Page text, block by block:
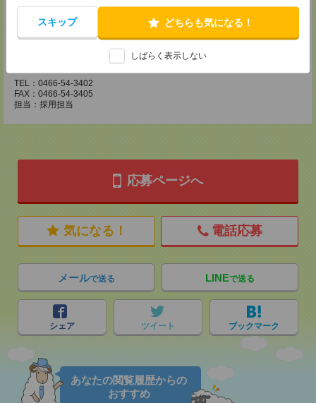
スキップ どちらも気になる！
しばらく表示しない
FAX：044-233-4305
担当：採用担当者
神奈川医療オフィス
〒251-0023 神奈川県藤沢市鵠沼花沢町1-17 藤沢朝日生命信和実業ビル
TEL：0466-54-3402
FAX：0466-54-3405
担当：採用担当
応募ページへ
気になる！ 電話応募
メールで送る LINEで送る
シェア ツイート ブックマーク
あなたの閲覧履歴からの
おすすめ